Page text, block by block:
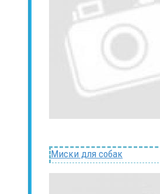
Миски для собак